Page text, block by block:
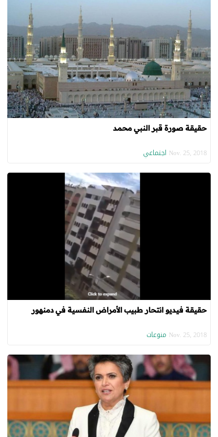
حقيقة صورة قبر النبي محمد
Nov. 25, 2018 اجتماعي
حقيقة فيديو انتحار طبيب الأمراض النفسية في دمنهور
Nov. 25, 2018 منوعات